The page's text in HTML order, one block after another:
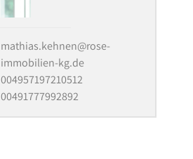
mathias.kehnen@rose-
immobilien-kg.de
004957197210512
00491777992892